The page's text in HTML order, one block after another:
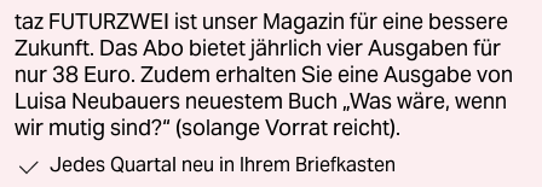
taz FUTURZWEI ist unser Magazin für eine bessere
Zukunft. Das Abo bietet jährlich vier Ausgaben für
nur 38 Euro. Zudem erhalten Sie eine Ausgabe von
Luisa Neubauers neuestem Buch „Was wäre, wenn
wir mutig sind?“ (solange Vorrat reicht).
Jedes Quartal neu in Ihrem Briefkasten